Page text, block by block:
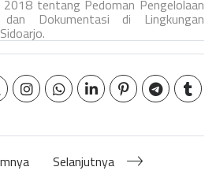
tentang Pedoman Pengelolaan
Dokumentasi di Lingkungan
Selanjutnya